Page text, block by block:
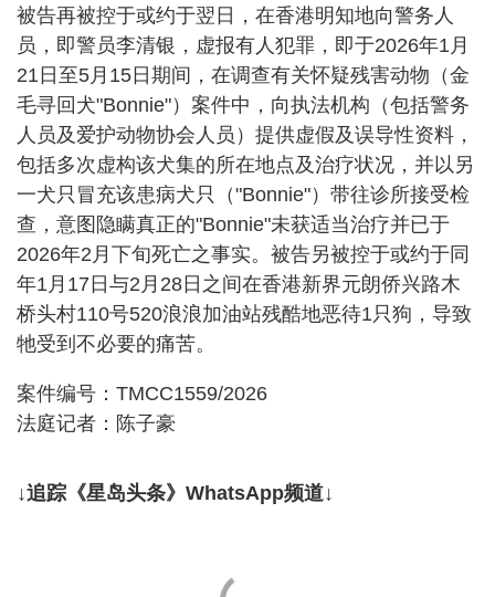
被告再被控于或约于翌日，在香港明知地向警务人
员，即警员李清银，虚报有人犯罪，即于2026年1月
21日至5月15日期间，在调查有关怀疑残害动物（金
毛寻回犬"Bonnie"）案件中，向执法机构（包括警务
人员及爱护动物协会人员）提供虚假及误导性资料，
包括多次虚构该犬集的所在地点及治疗状况，并以另
一犬只冒充该患病犬只（"Bonnie"）带往诊所接受检
查，意图隐瞒真正的"Bonnie"未获适当治疗并已于
2026年2月下旬死亡之事实。被告另被控于或约于同
年1月17日与2月28日之间在香港新界元朗侨兴路木
桥头村110号520浪浪加油站残酷地恶待1只狗，导致
牠受到不必要的痛苦。
案件编号：TMCC1559/2026
法庭记者：陈子豪
↓追踪《星岛头条》WhatsApp频道↓